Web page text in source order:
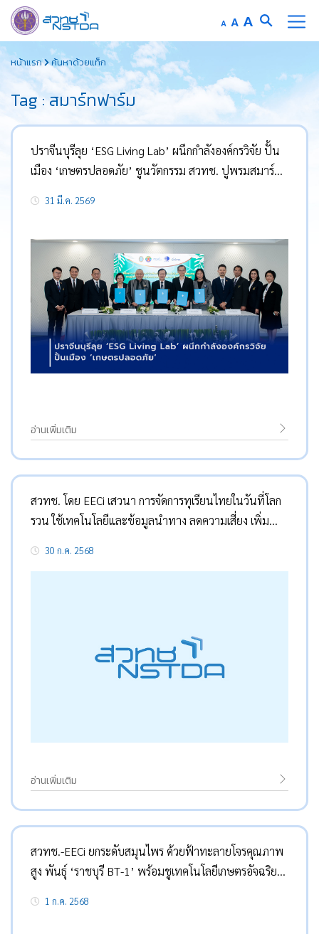
to
content
A Decrease
font
AReset
font
A Increase
font
หน้าแรก ค้นหาด้วยแท็ก
Tag : สมาร์ทฟาร์ม
ปราจีนบุรีลุย ‘ESG Living Lab’ ผนึกกำลังองค์กรวิจัย ปั้น
เมือง ‘เกษตรปลอดภัย’ ชูนวัตกรรม สวทช. ปูพรมสมาร์ท
31 มี.ค. 2569
อ่านเพิ่มเติม
สวทช. โดย EECi เสวนา การจัดการทุเรียนไทยในวันที่โลก
รวน ใช้เทคโนโลยีและข้อมูลนำทาง ลดความเสี่ยง เพิ่ม
30 ก.ค. 2568
อ่านเพิ่มเติม
สวทช.-EECi ยกระดับสมุนไพร ด้วยฟ้าทะลายโจรคุณภาพ
สูง พันธุ์ ‘ราชบุรี BT-1’ พร้อมชูเทคโนโลยีเกษตรอัจฉริยะ
1 ก.ค. 2568